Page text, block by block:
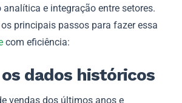
e integração entre setores.
principais passos para fazer essa
com eficiência:
os dados históricos
vendas dos últimos anos e